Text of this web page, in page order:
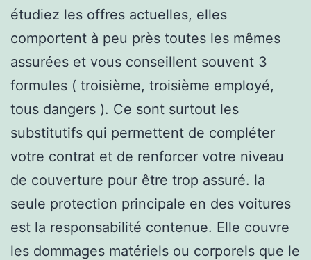
étudiez les offres actuelles, elles
comportent à peu près toutes les mêmes
assurées et vous conseillent souvent 3
formules ( troisième, troisième employé,
tous dangers ). Ce sont surtout les
substitutifs qui permettent de compléter
votre contrat et de renforcer votre niveau
de couverture pour être trop assuré. la
seule protection principale en des voitures
est la responsabilité contenue. Elle couvre
les dommages matériels ou corporels que le